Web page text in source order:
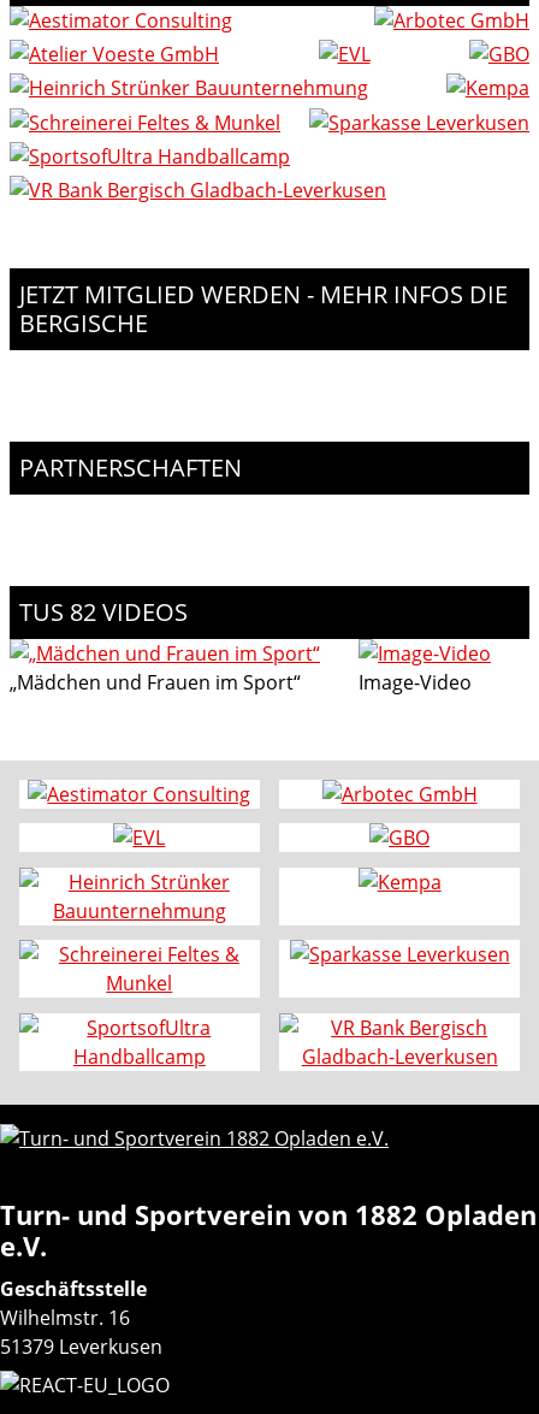
JETZT MITGLIED WERDEN - MEHR INFOS DIE
BERGISCHE
PARTNERSCHAFTEN
TUS 82 VIDEOS
„Mädchen und Frauen im Sport“ Image-Video
Turn- und Sportverein von 1882 Opladen
e.V.
Geschäftsstelle
Wilhelmstr. 16
51379 Leverkusen